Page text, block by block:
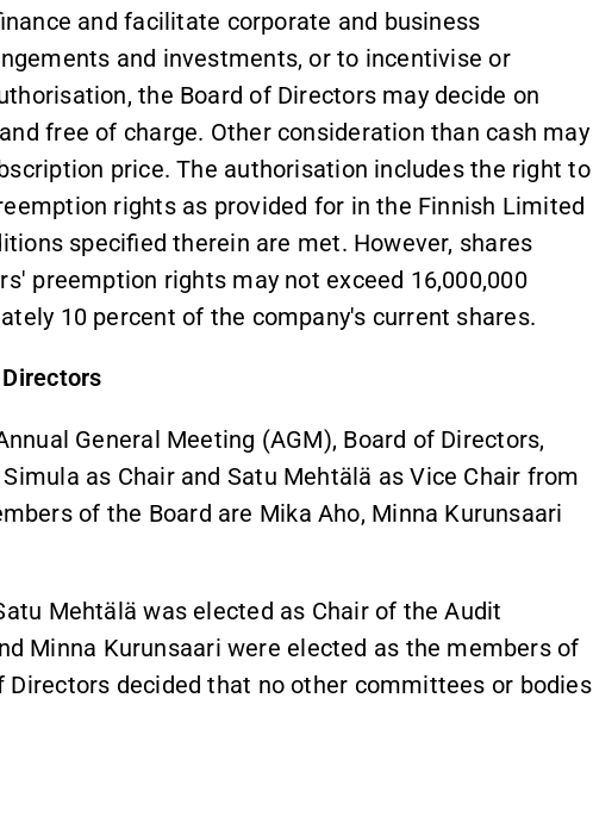
and facilitate corporate and business
and investments, or to incentivise or
the Board of Directors may decide on
free of charge. Other consideration than cash may
price. The authorisation includes the right to
rights as provided for in the Finnish Limited
specified therein are met. However, shares
preemption rights may not exceed 16,000,000
10 percent of the company's current shares.
General Meeting (AGM), Board of Directors,
as Chair and Satu Mehtälä as Vice Chair from
of the Board are Mika Aho, Minna Kurunsaari
Mehtälä was elected as Chair of the Audit
Minna Kurunsaari were elected as the members of
decided that no other committees or bodies